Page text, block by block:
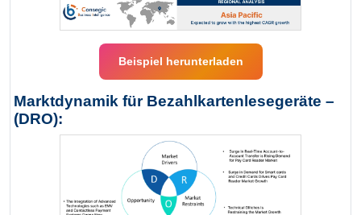
Beispiel herunterladen
Marktdynamik für Bezahlkartenlesegeräte –
(DRO):